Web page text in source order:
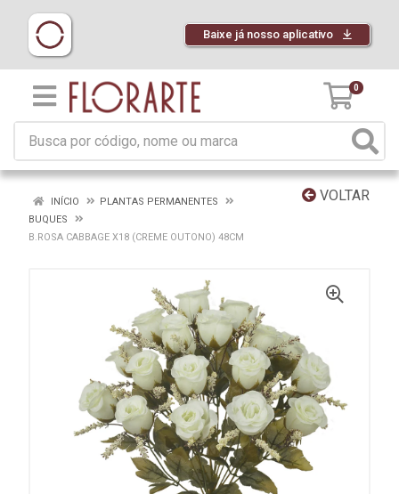
Baixe já nosso aplicativo
0
VOLTAR
INÍCIO
PLANTAS PERMANENTES
BUQUES
B.ROSA CABBAGE X18 (CREME OUTONO) 48CM